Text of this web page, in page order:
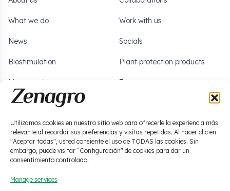
Utilizamos cookies en nuestro sitio web para ofrecerle la experiencia más
relevante al recordar sus preferencias y visitas repetidas. Al hacer clic en
"Aceptar todas", usted consiente el uso de TODAS las cookies. Sin
embargo, puede visitar “Configuración" de cookies para dar un
consentimiento controlado.
Manage services
What we do
News
Work with us
Socials
Biostimulation
Macronutrition
Micronutrition
Plant protection products
Zero waste
· Legal · Privacy policy · Cookies
Social media policy
·
Quality policy · Ethics channel
© 2026 Zenagro S.L. All
rights reserved.